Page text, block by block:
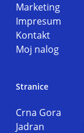
Marketing
Impresum
Kontakt
Moj nalog
Stranice
Crna Gora
Jadran